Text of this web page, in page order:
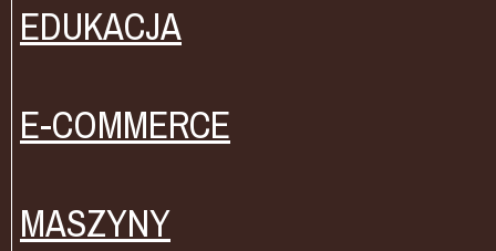
EDUKACJA
E-COMMERCE
MASZYNY